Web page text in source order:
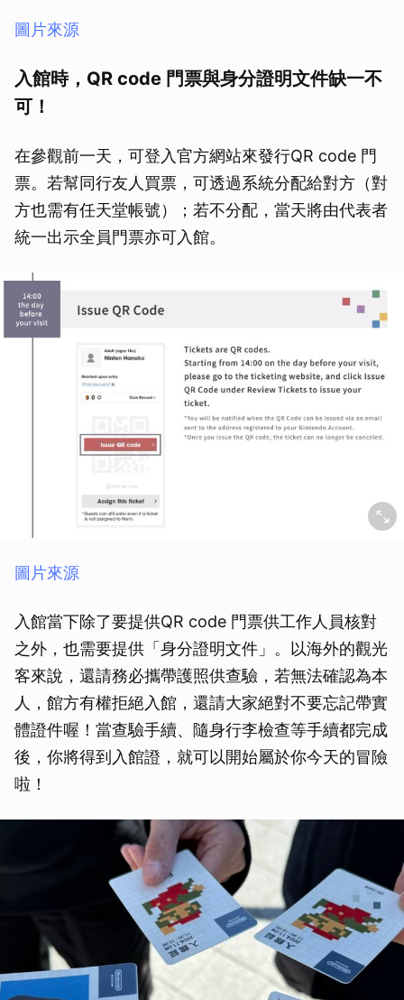
圖片來源
入館時，QR code 門票與身分證明文件缺一不
可！
在參觀前一天，可登入官方網站來發行QR code 門
票。若幫同行友人買票，可透過系統分配給對方（對
方也需有任天堂帳號）；若不分配，當天將由代表者
統一出示全員門票亦可入館。
圖片來源
入館當下除了要提供QR code 門票供工作人員核對
之外，也需要提供「身分證明文件」。以海外的觀光
客來說，還請務必攜帶護照供查驗，若無法確認為本
人，館方有權拒絕入館，還請大家絕對不要忘記帶實
體證件喔！當查驗手續、隨身行李檢查等手續都完成
後，你將得到入館證，就可以開始屬於你今天的冒險
啦！